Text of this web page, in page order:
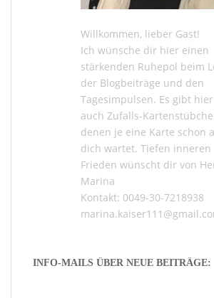
Willkommen, lieber Gast!
Ich wünsche dir hier einen
stärkenden Ruhepol beim
der Blogbeiträge und den
Tagesimpulsen. Es gibt hier
auch Zufalls-
denen je eine Karte schon
dich wartet. Tiefen inneren
Frieden wünscht dir von
Marina
Kontakt: 0049-30-7218938
INFO-MAILS ÜBER NEUE BEITRÄGE: